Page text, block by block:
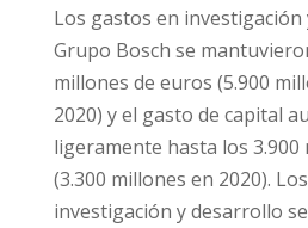
Los gastos en
Grupo Bosch se
millones de euros (5.900
2020) y el gasto de capital
ligeramente hasta los
(3.300 millones en 2020).
investigación y desarrollo